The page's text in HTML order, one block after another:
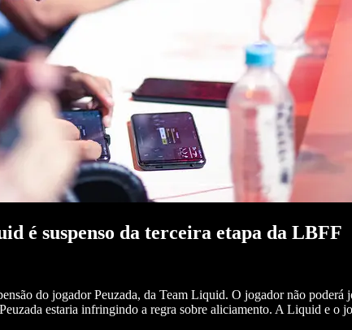
é suspenso da terceira etapa da LBFF
do jogador Peuzada, da Team Liquid. O jogador não
estaria infringindo a regra sobre aliciamento. A Liquid e o